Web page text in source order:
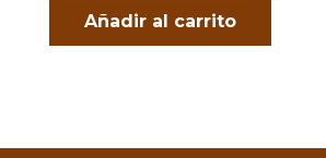
Añadir al carrito